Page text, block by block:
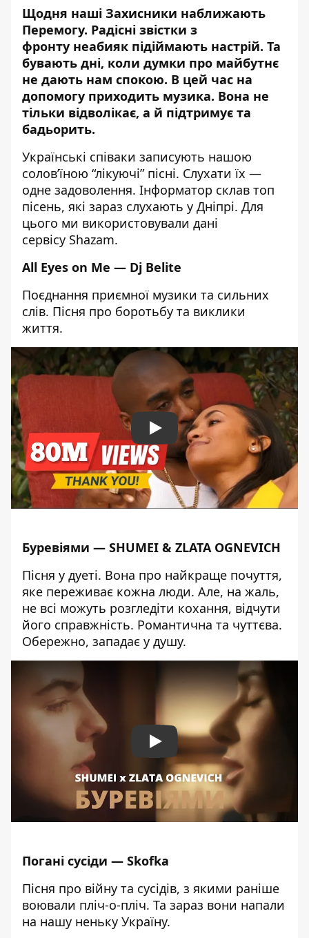
Щодня наші Захисники наближають
Перемогу. Радісні звістки з
фронту неабияк підіймають настрій. Та
бувають дні, коли думки про майбутнє
не дають нам спокою. В цей час на
допомогу приходить музика. Вона не
тільки відволікає, а й підтримує та
бадьорить.
Українські співаки записують нашою
солов’їною “лікуючі” пісні. Слухати їх —
одне задоволення. Інформатор склав топ
пісень, які зараз слухають у Дніпрі. Для
цього ми використовували дані
сервісу Shazam.
All Eyes on Me — Dj Belite
Поєднання приємної музики та сильних
слів. Пісня про боротьбу та виклики
життя.
Play
Буревіями — SHUMEI & ZLATA OGNEVICH
Пісня у дуеті. Вона про найкраще почуття,
яке переживає кожна люди. Але, на жаль,
не всі можуть розгледіти кохання, відчути
його справжність. Романтична та чуттєва.
Обережно, западає у душу.
Play
Погані сусіди — Skofka
Пісня про війну та сусідів, з якими раніше
воювали пліч-о-пліч. Та зараз вони напали
на нашу неньку Україну.